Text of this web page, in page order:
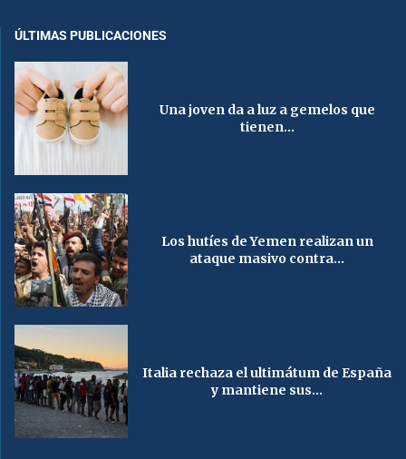
ÚLTIMAS PUBLICACIONES
Una joven da a luz a gemelos que
tienen...
Los hutíes de Yemen realizan un
ataque masivo contra...
Italia rechaza el ultimátum de España
y mantiene sus...